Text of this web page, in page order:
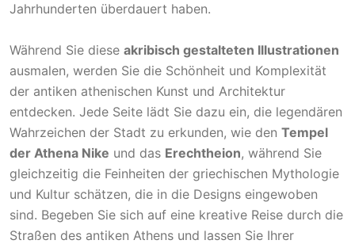
Jahrhunderten überdauert haben.
Während Sie diese akribisch gestalteten Illustrationen
ausmalen, werden Sie die Schönheit und Komplexität
der antiken athenischen Kunst und Architektur
entdecken. Jede Seite lädt Sie dazu ein, die legendären
Wahrzeichen der Stadt zu erkunden, wie den Tempel
der Athena Nike und das Erechtheion, während Sie
gleichzeitig die Feinheiten der griechischen Mythologie
und Kultur schätzen, die in die Designs eingewoben
sind. Begeben Sie sich auf eine kreative Reise durch die
Straßen des antiken Athens und lassen Sie Ihrer